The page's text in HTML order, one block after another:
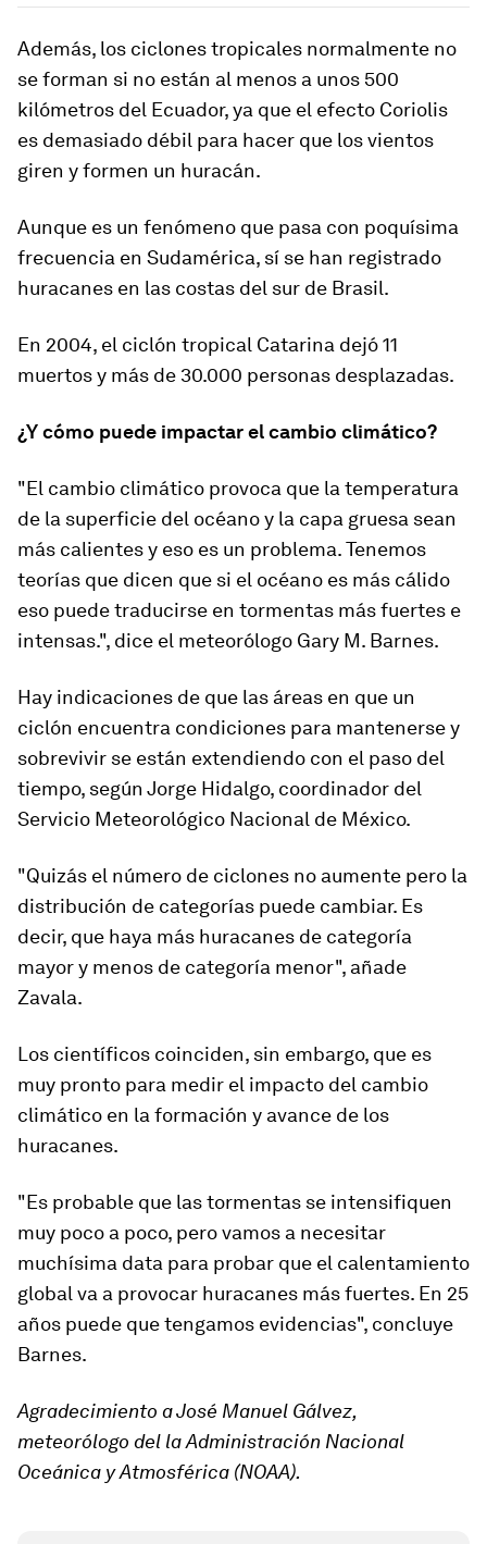
Además, los ciclones tropicales normalmente no
se forman si no están al menos a unos 500
kilómetros del Ecuador, ya que el efecto Coriolis
es demasiado débil para hacer que los vientos
giren y formen un huracán.
Aunque es un fenómeno que pasa con poquísima
frecuencia en Sudamérica, sí se han registrado
huracanes en las costas del sur de Brasil.
En 2004, el ciclón tropical Catarina dejó 11
muertos y más de 30.000 personas desplazadas.
¿Y cómo puede impactar el cambio climático?
"El cambio climático provoca que la temperatura
de la superficie del océano y la capa gruesa sean
más calientes y eso es un problema. Tenemos
teorías que dicen que si el océano es más cálido
eso puede traducirse en tormentas más fuertes e
intensas.", dice el meteorólogo Gary M. Barnes.
Hay indicaciones de que las áreas en que un
ciclón encuentra condiciones para mantenerse y
sobrevivir se están extendiendo con el paso del
tiempo, según Jorge Hidalgo, coordinador del
Servicio Meteorológico Nacional de México.
"Quizás el número de ciclones no aumente pero la
distribución de categorías puede cambiar. Es
decir, que haya más huracanes de categoría
mayor y menos de categoría menor", añade
Zavala.
Los científicos coinciden, sin embargo, que es
muy pronto para medir el impacto del cambio
climático en la formación y avance de los
huracanes.
"Es probable que las tormentas se intensifiquen
muy poco a poco, pero vamos a necesitar
muchísima data para probar que el calentamiento
global va a provocar huracanes más fuertes. En 25
años puede que tengamos evidencias", concluye
Barnes.
Agradecimiento a José Manuel Gálvez,
meteorólogo del la Administración Nacional
Oceánica y Atmosférica (NOAA).